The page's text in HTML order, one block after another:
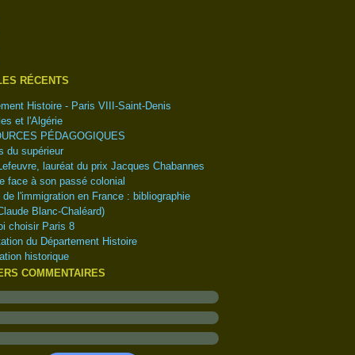
(1)
(6)
(2)
(1)
(5)
(2)
(1)
(5)
RÉCENTS
Histoire - Paris VIII-Saint-Denis
et l'Algérie
PÉDAGOGIQUES
du supérieur
lauréat du prix Jacques Chabannes
face à son passé colonial
de l'immigration en France : bibliographie
Blanc-Chaléard)
choisir Paris 8
du Département Histoire
historique
COMMENTAIRES